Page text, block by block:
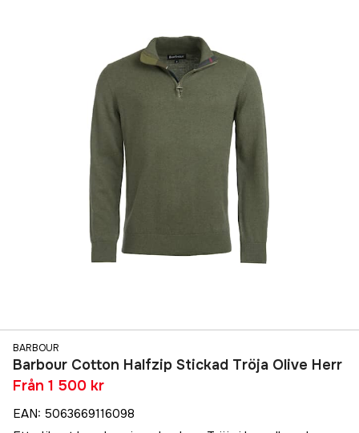
BARBOUR
Barbour Cotton Halfzip Stickad Tröja Olive Herr
Från 1 500 kr
EAN: 5063669116098